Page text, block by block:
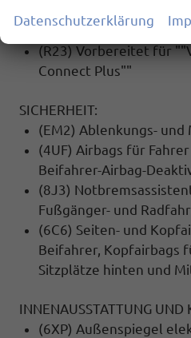
(9ZX) Mobiltelefon
(R23) Vorbereitet für
Connect Plus""
SICHERHEIT:
(EM2) Ablenkungs-
(4UF) Airbags für
Beifahrer-Airbag-
(8J3)
Fußgänger- und
(6C6) Seiten- und
Beifahrer, Kopfairbags
Sitzplätze hinten und
INNENAUSSTATTUNG UND
(6XP) Außenspiegel
Datenschutzerklärung